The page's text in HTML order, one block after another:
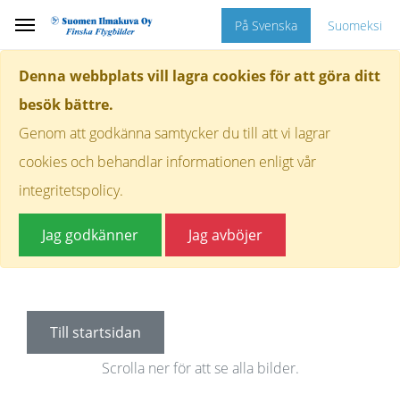
Denna webbplats vill lagra cookies för att göra ditt
besök bättre.
Genom att godkänna samtycker du till att vi lagrar
cookies och behandlar informationen enligt vår
integritetspolicy.
Jag godkänner Jag avböjer
På Svenska Suomeksi
Till startsidan
Scrolla ner för att se alla bilder.